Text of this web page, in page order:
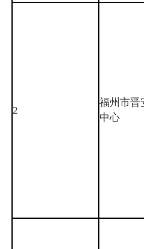
2
福州市晋
中心